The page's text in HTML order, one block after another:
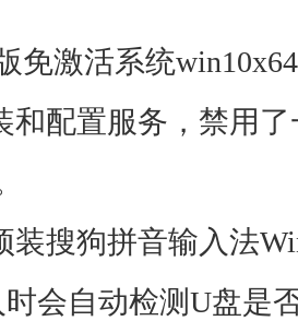
免激活系统
和配置服务，禁用
装搜狗拼音输入法
会自动检测U盘是